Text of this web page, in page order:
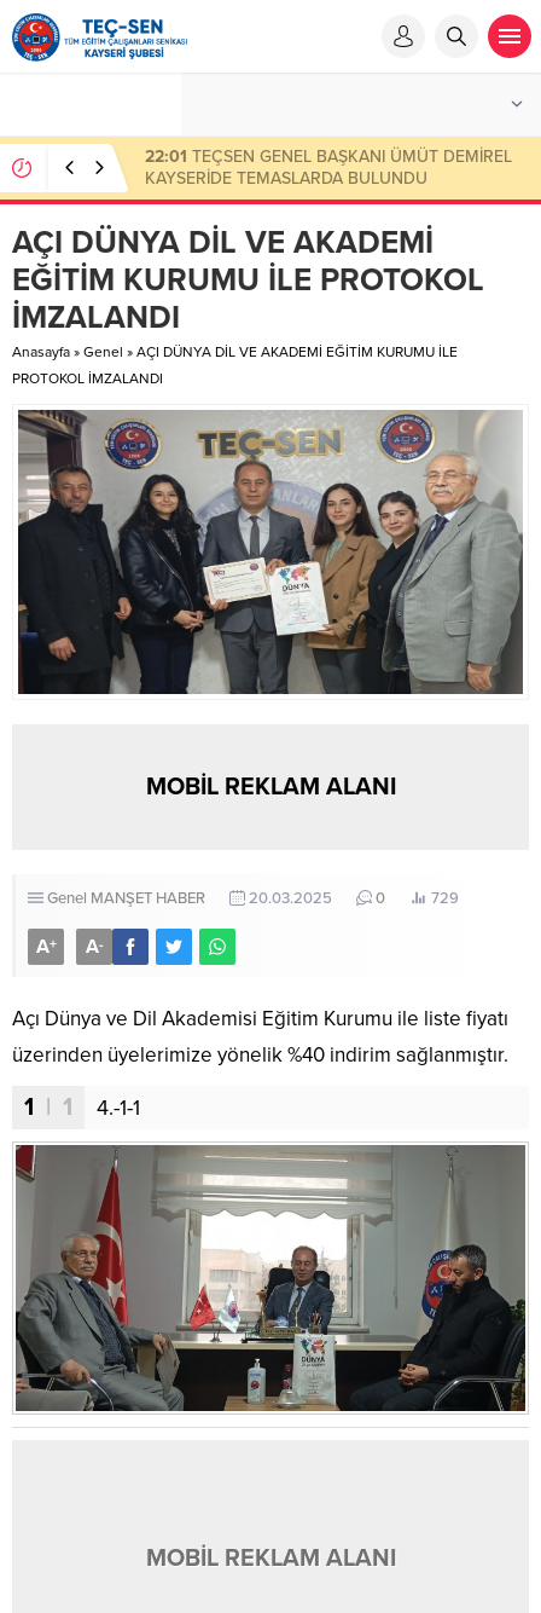
23:50 Eksik Ödenen Sendika Aidatının İade
Başvuru Evrakları
AÇI DÜNYA DİL VE AKADEMİ
EĞİTİM KURUMU İLE PROTOKOL
İMZALANDI
Anasayfa » Genel » AÇI DÜNYA DİL VE AKADEMİ EĞİTİM KURUMU İLE
PROTOKOL İMZALANDI
MOBİL REKLAM ALANI
Genel MANŞET HABER 20.03.2025 0 729
A+ A-
Açı Dünya ve Dil Akademisi Eğitim Kurumu ile liste fiyatı
üzerinden üyelerimize yönelik %40 indirim sağlanmıştır.
1 | 1 4.-1-1
MOBİL REKLAM ALANI